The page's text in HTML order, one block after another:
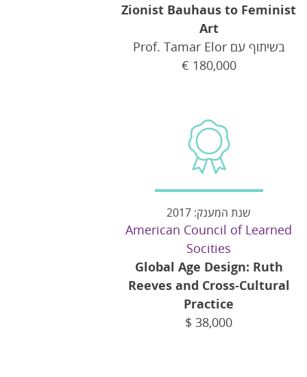
Zionist Bauhaus to Feminist
Art
בשיתוף עם Prof. Tamar Elor
180,000
€
שנת המענק: 2017
American Council of Learned
Socities
Global Age Design: Ruth
Reeves and Cross-Cultural
Practice
38,000
$